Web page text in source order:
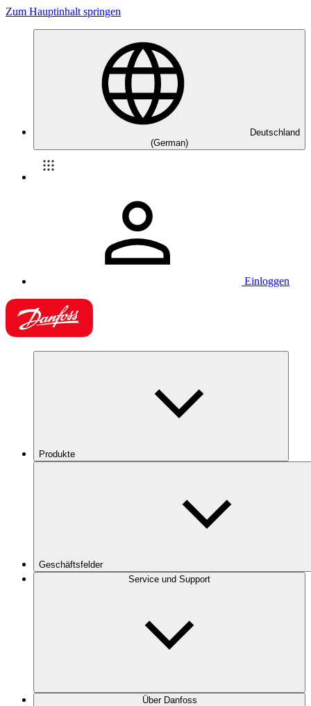
Zum Hauptinhalt springen
Deutschland
(German)
Einloggen
Produkte
Geschäftsfelder
Service und Support
Über Danfoss